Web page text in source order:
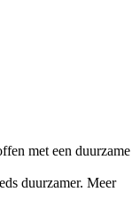
met een duurzame
duurzamer. Meer